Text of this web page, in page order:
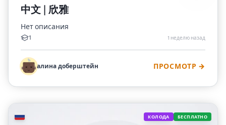
中文 | 欣雅
Нет описания
1 1 неделю назад
алина доберштейн ПРОСМОТР →
🇷🇺 КОЛОДА БЕСПЛАТНО